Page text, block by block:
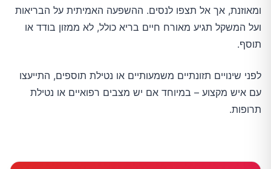
ומאוזנת, אך אל תצפו לנסים. ההשפעה האמיתית על הבריאות
ועל המשקל תגיע מאורח חיים בריא כולל, לא ממזון בודד או
תוסף.
לפני שינויים תזונתיים משמעותיים או נטילת תוספים, התייעצו
עם איש מקצוע – במיוחד אם יש מצבים רפואיים או נטילת
תרופות.